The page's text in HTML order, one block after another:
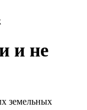
и не
земельных